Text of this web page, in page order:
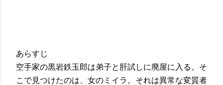
あらすじ
空手家の黒岩鉄玉郎は弟子と肝試しに廃屋に入る。そ
こで見つけたのは、女のミイラ。それは異常な変質者